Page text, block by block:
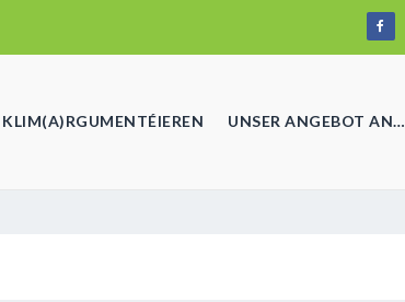
KLIM(A)RGUMENTÉIEREN UNSER ANGEBOT AN…